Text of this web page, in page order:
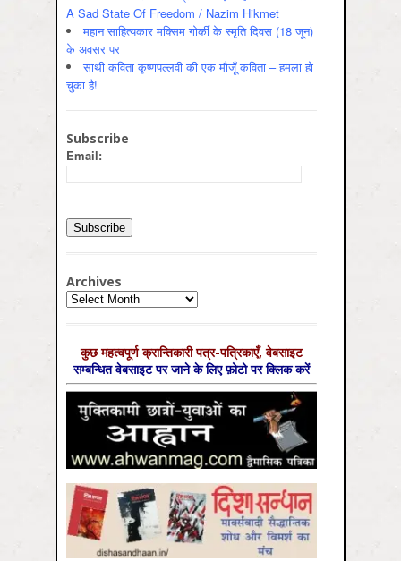
A Sad State Of Freedom / Nazim Hikmet
महान साहित्यकार मक्सिम गोर्की के स्मृति दिवस (18 जून)
के अवसर पर
साथी कविता कृष्णपल्लवी की एक मौजूँ कविता – हमला हो
चुका है!
Subscribe
Email:
Archives
Archives
कुछ महत्‍वपूर्ण क्रान्तिकारी पत्र-पत्रिकाएँ, वेबसाइट
सम्‍बन्धित वेबसाइट पर जाने के लिए फ़ोटो पर क्लिक करें